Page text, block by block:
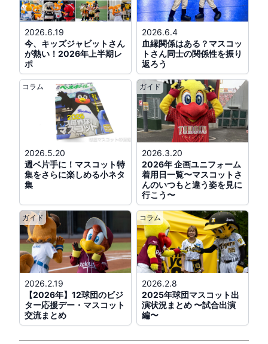
出演 フレップ、ポリー
イベント 20:00
福島わらじまつり
場所 国道13号（信夫通り） アックス前交差
点から福信本店前交差点までの区間
出演 クラッチ
日本ハム対楽天@エスコンＦ
(フレップ、ポリー)
公式戦 18:00
ロッテ対オリックス @ZOZOマリン
マーくん、 リーンちゃん、ズーちゃん)
※「BLACK SUMMERユニホーム」着用
公式戦 18:00
阪神対中日@京セラD大阪
(トラッキー、ラッキー、キー太)
※「TIGERS B-LUCK DYNAMITE SERIES 2026ユ
公式戦 18:00
DeNA対広島@横浜
( DB.スターマン、DB.キララ、バート、チャ
ピー)
公式戦 18:00
西武対ソフトバンク
@ベルーナドーム
(レオ、ライナ)
2026.6.19
今、キッズジャビットさん
が熱い！2026年上半期レ
ポ
2026.6.4
血縁関係はある？マスコッ
トさん同士の関係性を振り
返ろう
コラム
2026.5.20
週ベ片手に！マスコット特
集をさらに楽しめる小ネタ
集
ガイド
2026.3.20
2026年 企画ユニフォーム
着用日一覧〜マスコットさ
んのいつもと違う姿を見に
行こう〜
ガイド
2026.2.19
【2026年】12球団のビジ
ター応援デー・マスコット
交流まとめ
コラム
2026.2.8
2025年球団マスコット出
演状況まとめ 〜試合出演
編〜